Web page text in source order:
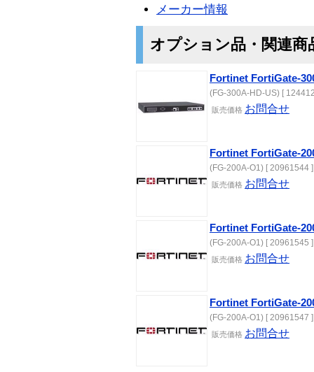
メーカー情報
オプション品・関連商
Fortinet FortiGate-
(FG-300A-HD-US) [
販売価格 お問合せ
Fortinet FortiGate-
(FG-200A-O1) [ 20961544 ]
販売価格 お問合せ
Fortinet FortiGate-
(FG-200A-O1) [ 20961545 ]
販売価格 お問合せ
Fortinet FortiGate-
(FG-200A-O1) [ 20961547 ]
販売価格 お問合せ